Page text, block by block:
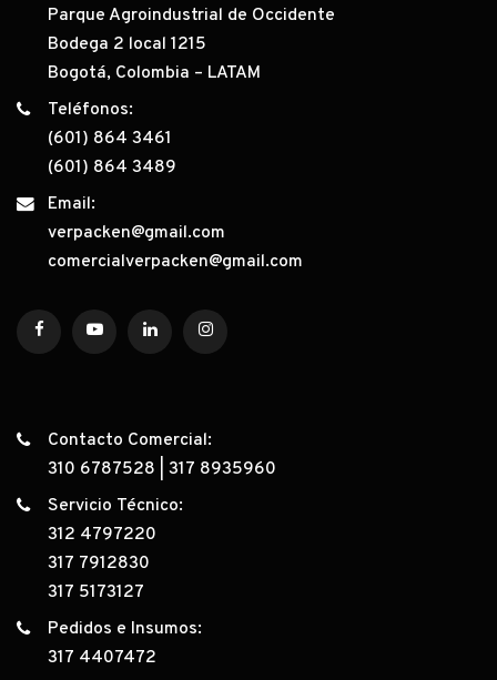
Parque Agroindustrial de Occidente
Bodega 2 local 1215
Bogotá, Colombia – LATAM
Teléfonos:
(601) 864 3461
(601) 864 3489
Email:
verpacken@gmail.com
comercialverpacken@gmail.com
Contacto Comercial:
310 6787528
317 8935960
Servicio Técnico:
312 4797220
317 7912830
317 5173127
Pedidos e Insumos:
317 4407472